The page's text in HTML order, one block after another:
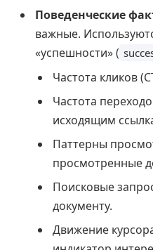
Поведенческие
важные.
«успешности» (
Частота кликов
Частота
исходящим
Паттерны
просмотренные
Поисковые
документу.
Движение